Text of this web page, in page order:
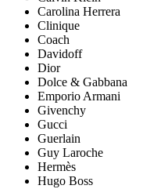
Carolina Herrera
Clinique
Coach
Davidoff
Dior
Dolce & Gabbana
Emporio Armani
Givenchy
Gucci
Guerlain
Guy Laroche
Hermès
Hugo Boss